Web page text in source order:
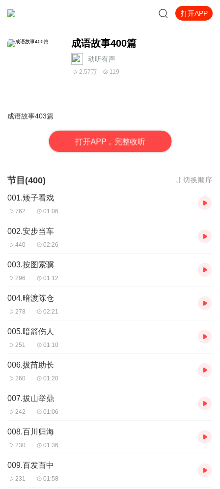
打开APP
成语故事400篇
动听有声
2.57万 119
成语故事403篇
打开APP，完整收听
节目(400) 切换顺序
001.矮子看戏
762 01:06
002.安步当车
440 02:26
003.按图索骥
296 01:12
004.暗渡陈仓
278 02:21
005.暗箭伤人
251 01:10
006.拔苗助长
260 01:20
007.拔山举鼎
242 01:06
008.百川归海
230 01:36
009.百发百中
231 01:58